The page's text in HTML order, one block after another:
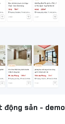
động sản - demo